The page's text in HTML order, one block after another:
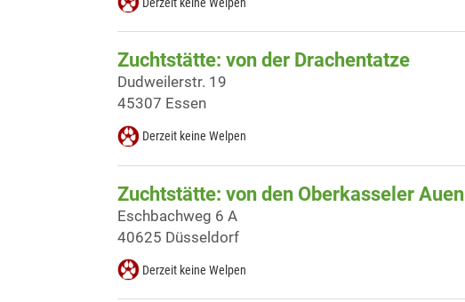
Zuchtstätte: von der Drachentatze
Dudweilerstr. 19
45307 Essen
Derzeit keine Welpen
Zuchtstätte: von den Oberkasseler Auen
Eschbachweg 6 A
40625 Düsseldorf
Derzeit keine Welpen